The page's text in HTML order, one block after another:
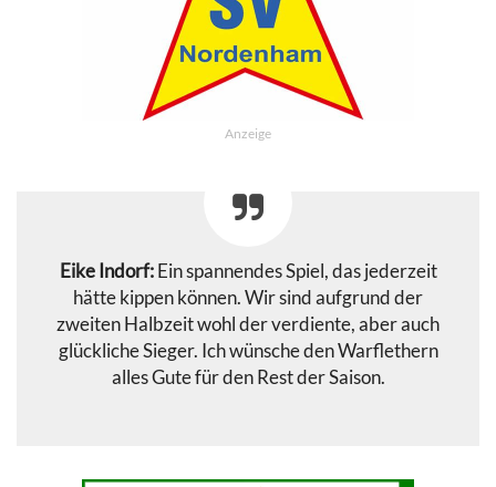
Anzeige
Eike Indorf: Ein spannendes Spiel, das jederzeit
hätte kippen können. Wir sind aufgrund der
zweiten Halbzeit wohl der verdiente, aber auch
glückliche Sieger. Ich wünsche den Warflethern
alles Gute für den Rest der Saison.